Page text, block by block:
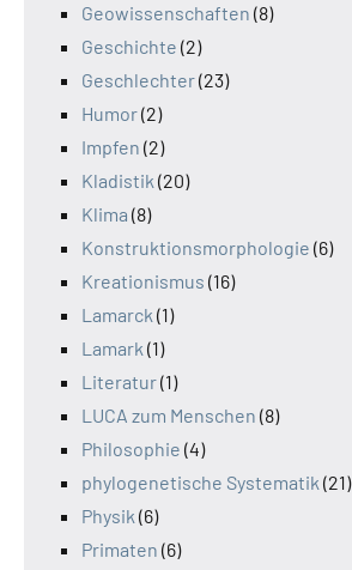
Geowissenschaften (8)
Geschichte (2)
Geschlechter(23)
Humor(2)
Impfen (2)
Kladistik (20)
Klima (8)
Konstruktionsmorphologie (6)
Kreationismus (16)
Lamarck (1)
Lamark (1)
Literatur(1)
LUCA zum Menschen (8)
Philosophie (4)
phylogenetische Systematik (21)
Physik (6)
Primaten (6)